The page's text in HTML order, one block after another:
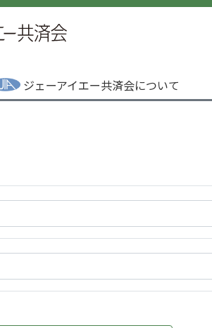
ジェーアイエー共済会について